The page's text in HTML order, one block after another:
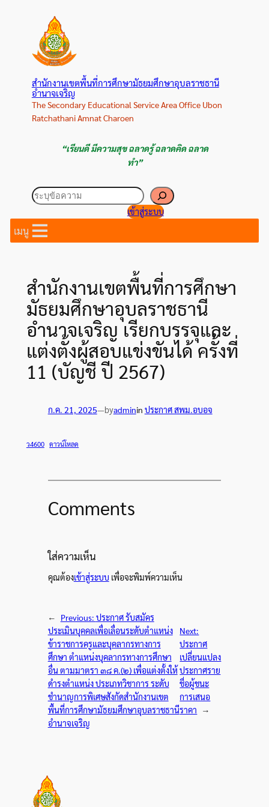
สำนักงานเขตพื้นที่การศึกษามัธยมศึกษาอุบลราชธานี
อำนาจเจริญ
The Secondary Educational Service Area Office Ubon
Ratchathani Amnat Charoen
“เรียนดี มีความสุข ฉลาดรู้ ฉลาดคิด ฉลาด
ทำ”
ค้นหา
เข้าสู่ระบบ
เมนู
สำนักงานเขตพื้นที่การศึกษา
มัธยมศึกษาอุบลราชธานี
อำนาจเจริญ เรียกบรรจุและ
แต่งตั้งผู้สอบแข่งขันได้ ครั้งที่
11 (บัญชี ปี 2567)
ก.ค. 21, 2025—byadminin ประกาศ สพม.อบอจ
ว4600 ดาวน์โหลด
Comments
ใส่ความเห็น
คุณต้องเข้าสู่ระบบ เพื่อจะพิมพ์ความเห็น
← Previous: ประกาศ รับสมัคร
ประเมินบุคคลเพื่อเลื่อนระดับตำแหน่ง
ข้าราชการครูและบุคลากรทางการ
ศึกษา ตำแหน่งบุคลากรทางการศึกษา
อื่น ตามมาตรา ๓๘ ค.(๒) เพื่อแต่งตั้งให้
ดำรงตำแหน่ง ประเภทวิชาการ ระดับ
ชำนาญการพิเศษสังกัดสำนักงานเขต
พื้นที่การศึกษามัธยมศึกษาอุบลราชธานี
อำนาจเจริญ
Next:
ประกาศ
เปลี่ยนแปลง
ประกาศราย
ชื่อผู้ชนะ
การเสนอ
ราคา
→